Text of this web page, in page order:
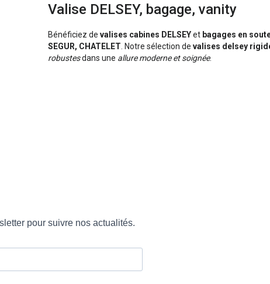
Valise DELSEY, bagage, vanity
Bénéficiez de valises cabines DELSEYet bagages en
SEGUR, CHATELET . Notre sélection de valises delsey
robustesdans une allure moderne et soignée.